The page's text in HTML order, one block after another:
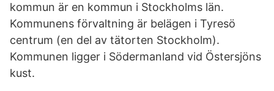
kommun är en kommun i Stockholms län.
Kommunens förvaltning är belägen i Tyresö
centrum (en del av tätorten Stockholm).
Kommunen ligger i Södermanland vid Östersjöns
kust.